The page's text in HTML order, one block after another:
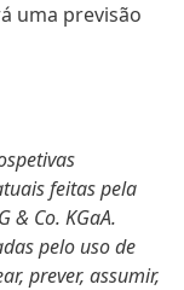
uma previsão
feitas pela
& Co. KGaA.
pelo uso de
prever, assumir,